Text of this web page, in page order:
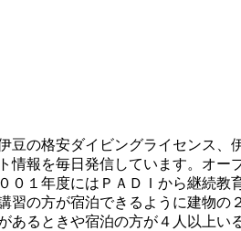
の格安ダイビングライセンス、
報を毎日発信しています。オ
１年度にはＰＡＤＩから継続
の方が宿泊できるように建物の
るときや宿泊の方が４人以上